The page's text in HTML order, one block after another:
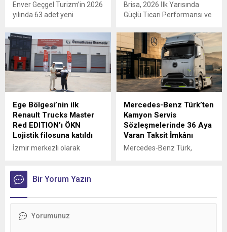
Enver Geçgel Turizm’in 2026
yılında 63 adet yeni
yatırımı ile, şirketin
filosundaki Mercedes-Benz
araçların oranı yüzde 83’e
ulaştı.
Brisa, 2026 İlk Yarısında
Güçlü Ticari Performansı ve
Finansal Görünümünü
Güçlendirdi
Ege Bölgesi’nin ilk
Renault Trucks Master
Red EDITION’ı ÖKN
Lojistik filosuna katıldı
İzmir merkezli olarak
yürüten ÖKN Lojistik, Ege
Bölgesi'nin ilk Renault
Trucks Master Red EDITION
Mercedes-Benz Türk’ten
Kamyon Servis
Sözleşmelerinde 36 Aya
Varan Taksit İmkânı
Mercedes-Benz Türk,
imkânıyla bakım ve servis
Bir Yorum Yazın